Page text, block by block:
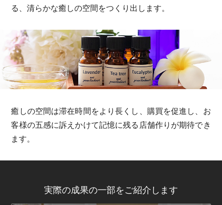
る、清らかな癒しの空間をつくり出します。
癒しの空間は滞在時間をより長くし、購買を促進し、お
客様の五感に訴えかけて記憶に残る店舗作りが期待でき
ます。
実際の成果の一部をご紹介します